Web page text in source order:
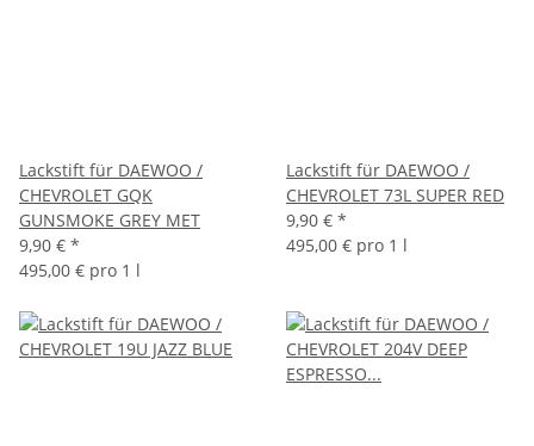
Lackstift für DAEWOO /
CHEVROLET GQK
GUNSMOKE GREY MET
9,90 € *
495,00 € pro 1 l
Lackstift für DAEWOO /
CHEVROLET 73L SUPER RED
9,90 € *
495,00 € pro 1 l